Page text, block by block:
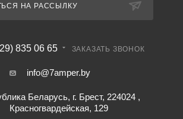
НА РАССЫЛКУ
835 06 65 ЗАКАЗАТЬ ЗВОНОК
info@7amper.by
Беларусь, г. Брест, 224024 ,
Красногвардейская, 129